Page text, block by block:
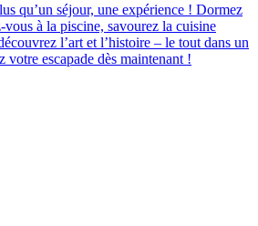
qu’un séjour, une expérience ! Dormez
vous à la piscine, savourez la cuisine
l’art et l’histoire – le tout dans un
escapade dès maintenant !